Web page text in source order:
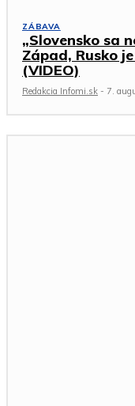
ZÁBAVA
„Slovensko sa
Západ, Rusko
(VIDEO)
Redakcia Infomi.sk - 7.